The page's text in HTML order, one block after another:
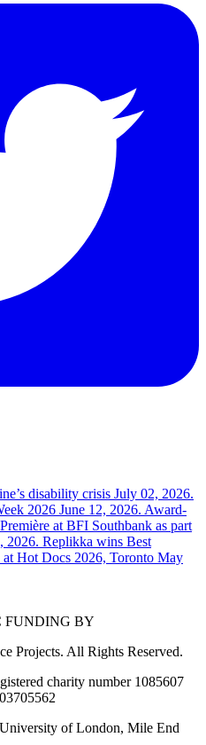
disability crisis July 02, 2026.
2026 June 12, 2026. Award-
at BFI Southbank as part
2026. Replikka wins Best
Hot Docs 2026, Toronto May
FUNDING BY
Projects. All Rights Reserved.
charity number 1085607
of London, Mile End